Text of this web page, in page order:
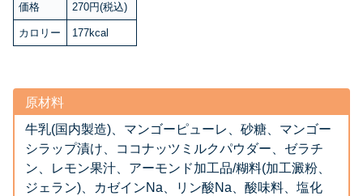
価格 270円(税込)
カロリー 177kcal
原材料
牛乳(国内製造)、マンゴーピューレ、砂糖、マンゴー
シラップ漬け、ココナッツミルクパウダー、ゼラチ
ン、レモン果汁、アーモンド加工品/糊料(加工澱粉、
ジェラン)、カゼインNa、リン酸Na、酸味料、塩化